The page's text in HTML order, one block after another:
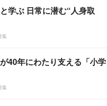
学ぶ 日常に潜む“人身取
集
40年にわたり支える「小学
集